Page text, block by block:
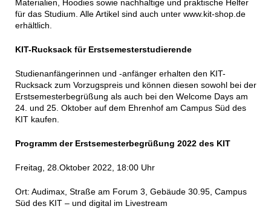
Materialien, Hoodies sowie nachhaltige und praktische Helfer
für das Studium. Alle Artikel sind auch unter www.kit-shop.de
erhältlich.
KIT-Rucksack für Erstsemesterstudierende
Studienanfängerinnen und -anfänger erhalten den KIT-
Rucksack zum Vorzugspreis und können diesen sowohl bei der
Erstsemesterbegrüßung als auch bei den Welcome Days am
24. und 25. Oktober auf dem Ehrenhof am Campus Süd des
KIT kaufen.
Programm der Erstsemesterbegrüßung 2022 des KIT
Freitag, 28.Oktober 2022, 18:00 Uhr
Ort: Audimax, Straße am Forum 3, Gebäude 30.95, Campus
Süd des KIT – und digital im Livestream